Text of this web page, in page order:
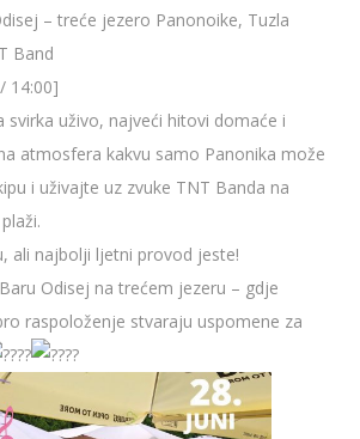
– treće jezero Panonoike, Tuzla
Band
14:00]
svirka uživo, najveći hitovi domaće i
atmosfera kakvu samo Panonika može
i uživajte uz zvuke TNT Banda na
ali najbolji ljetni provod jeste!
Odisej na trećem jezeru – gdje
raspoloženje stvaraju uspomene za